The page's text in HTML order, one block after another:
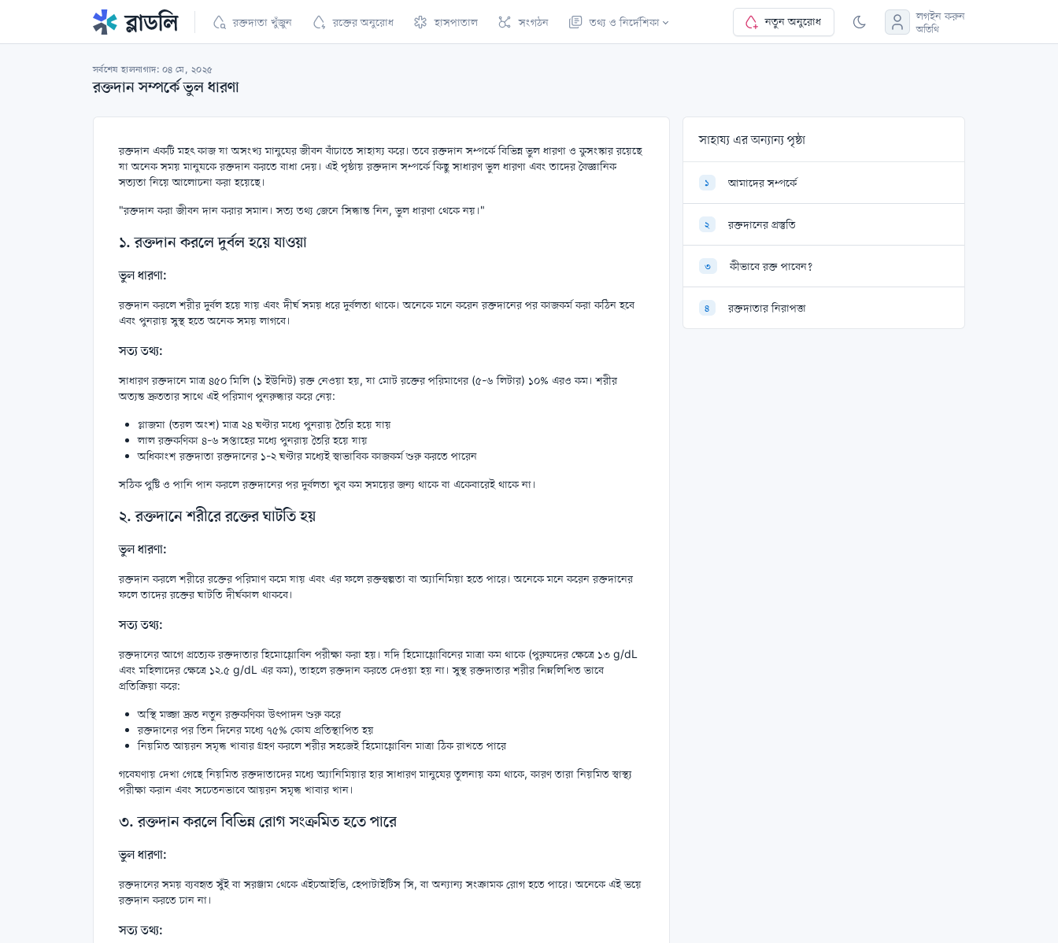
নতুন অনুরোধ লগইন করুন
অতিথি
রক্তদাতাখুঁজুন রক্তেরঅনুরোধ হাসপাতাল সংগঠন তথ্যও নির্দেশিকা
সর্বশেষ হালনাগাদ: ০৪ মে, ২০২৫
রক্তদান সম্পর্কে ভুল ধারণা
রক্তদান একটি মহৎ কাজ যা অসংখ্য মানুষের জীবন বাঁচাতে সাহায্য করে। তবে রক্তদান সম্পর্কে বিভিন্ন ভুল ধারণা ও কুসংস্কার রয়েছে
যা অনেক সময় মানুষকে রক্তদান করতে বাধা দেয়। এই পৃষ্ঠায় রক্তদান সম্পর্কে কিছু সাধারণ ভুল ধারণা এবং তাদের বৈজ্ঞানিক
সত্যতা নিয়ে আলোচনা করা হয়েছে।
"রক্তদান করা জীবন দান করার সমান। সত্য তথ্য জেনে সিদ্ধান্ত নিন, ভুল ধারণা থেকে নয়।"
১. রক্তদান করলে দুর্বল হয়ে যাওয়া
ভুল ধারণা:
রক্তদান করলে শরীর দুর্বল হয়ে যায় এবং দীর্ঘ সময় ধরে দুর্বলতা থাকে। অনেকে মনে করেন রক্তদানের পর কাজকর্ম করা কঠিন হবে
এবং পুনরায় সুস্থ হতে অনেক সময় লাগবে।
সত্য তথ্য:
সাধারণ রক্তদানে মাত্র ৪৫০ মিলি (১ ইউনিট) রক্ত নেওয়া হয়, যা মোট রক্তের পরিমাণের (৫-৬ লিটার) ১০% এরও কম। শরীর
অত্যন্ত দ্রুততার সাথে এই পরিমাণ পুনরুদ্ধার করে নেয়:
প্লাজমা (তরল অংশ) মাত্র ২৪ ঘণ্টার মধ্যে পুনরায় তৈরি হয়ে যায়
লাল রক্তকণিকা ৪-৬ সপ্তাহের মধ্যে পুনরায় তৈরি হয়ে যায়
অধিকাংশ রক্তদাতা রক্তদানের ১-২ ঘণ্টার মধ্যেই স্বাভাবিক কাজকর্ম শুরু করতে পারেন
সঠিক পুষ্টি ও পানি পান করলে রক্তদানের পর দুর্বলতা খুব কম সময়ের জন্য থাকে বা একেবারেই থাকে না।
২. রক্তদানে শরীরে রক্তের ঘাটতি হয়
ভুল ধারণা:
রক্তদান করলে শরীরে রক্তের পরিমাণ কমে যায় এবং এর ফলে রক্তস্বল্পতা বা অ্যানিমিয়া হতে পারে। অনেকে মনে করেন রক্তদানের
ফলে তাদের রক্তের ঘাটতি দীর্ঘকাল থাকবে।
সত্য তথ্য:
রক্তদানের আগে প্রত্যেক রক্তদাতার হিমোগ্লোবিন পরীক্ষা করা হয়। যদি হিমোগ্লোবিনের মাত্রা কম থাকে (পুরুষদের ক্ষেত্রে ১৩ g/dL
এবং মহিলাদের ক্ষেত্রে ১২.৫ g/dL এর কম), তাহলে রক্তদান করতে দেওয়া হয় না। সুস্থ রক্তদাতার শরীর নিম্নলিখিত ভাবে
প্রতিক্রিয়া করে:
অস্থি মজ্জা দ্রুত নতুন রক্তকণিকা উৎপাদন শুরু করে
রক্তদানের পর তিন দিনের মধ্যে ৭৫% কোষ প্রতিস্থাপিত হয়
নিয়মিত আয়রন সমৃদ্ধ খাবার গ্রহণ করলে শরীর সহজেই হিমোগ্লোবিন মাত্রা ঠিক রাখতে পারে
গবেষণায় দেখা গেছে নিয়মিত রক্তদাতাদের মধ্যে অ্যানিমিয়ার হার সাধারণ মানুষের তুলনায় কম থাকে, কারণ তারা নিয়মিত স্বাস্থ্য
পরীক্ষা করান এবং সচেতনভাবে আয়রন সমৃদ্ধ খাবার খান।
৩. রক্তদান করলে বিভিন্ন রোগ সংক্রমিত হতে পারে
ভুল ধারণা:
রক্তদানের সময় ব্যবহৃত সুঁই বা সরঞ্জাম থেকে এইচআইভি, হেপাটাইটিস সি, বা অন্যান্য সংক্রামক রোগ হতে পারে। অনেকে এই ভয়ে
রক্তদান করতে চান না।
সত্য তথ্য:
সাহায্য এর অন্যান্য পৃষ্ঠা
১ আমাদের সম্পর্কে
২ রক্তদানের প্রস্তুতি
৩ কীভাবে রক্ত পাবেন?
৪ রক্তদাতার নিরাপত্তা